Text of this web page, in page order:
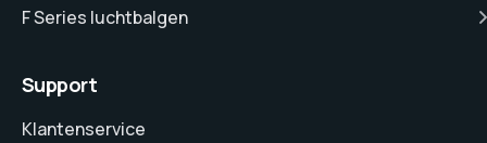
F Series luchtbalgen
Support
Klantenservice